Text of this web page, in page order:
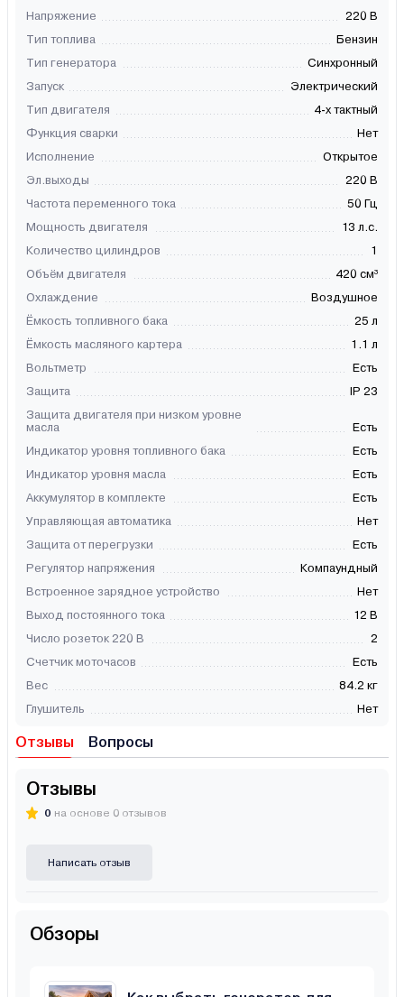
Напряжение
220 В
Тип топлива
Бензин
Тип генератора
Синхронный
Запуск
Электрический
Тип двигателя
4-х тактный
Функция сварки
Нет
Исполнение
Открытое
Эл.выходы
220 В
Частота переменного тока
50 Гц
Мощность двигателя
13 л.с.
Количество цилиндров
1
Объём двигателя
420 см³
Охлаждение
Воздушное
Ёмкость топливного бака
25 л
Ёмкость масляного картера
1.1 л
Вольтметр
Есть
Защита
IP 23
Защита двигателя при низком уровне
масла
Есть
Индикатор уровня топливного бака
Есть
Индикатор уровня масла
Есть
Аккумулятор в комплекте
Есть
Управляющая автоматика
Нет
Защита от перегрузки
Есть
Регулятор напряжения
Компаундный
Встроенное зарядное устройство
Нет
Выход постоянного тока
12 В
Число розеток 220 В
2
Счетчик моточасов
Есть
Вес
84.2 кг
Глушитель
Нет
Отзывы Вопросы
Отзывы
0 на основе 0 отзывов
Написать отзыв
Обзоры